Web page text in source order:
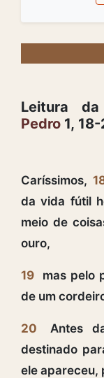
Leitura da
Pedro 1,
Caríssimos,
da vida fútil
meio de
ouro,
19
mas pelo
de um
20
Antes
destinado
ele apareceu,